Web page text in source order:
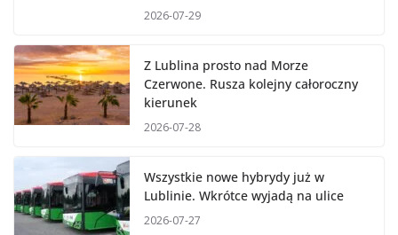
2026-07-29
Z Lublina prosto nad Morze
Czerwone. Rusza kolejny całoroczny
kierunek
2026-07-28
Wszystkie nowe hybrydy już w
Lublinie. Wkrótce wyjadą na ulice
2026-07-27